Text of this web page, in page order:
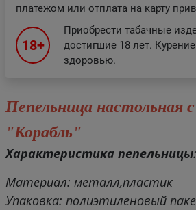
Пепельница настольная
"Корабль"
Характеристика пепельницы:
Материал: металл,пластик
Упаковка: полиэтиленовый
платежом или отплата на карту
18+
Приобрести табачные
достигшие 18 лет.
здоровью.